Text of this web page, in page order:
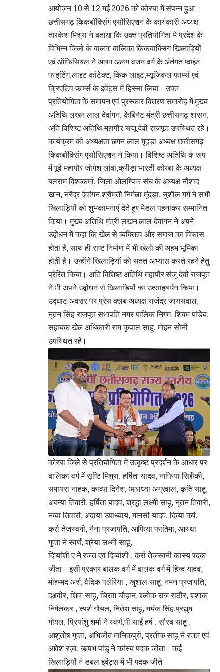
आयोजन 10 से 12 मई 2026 को कोरबा में संपन्न हुआ ।
छत्तीसगढ़ किकबॉक्सिंग एसोसिएशन के कार्यकारी अध्यक्ष
तारकेश मिश्रा ने बताया कि उक्त प्रतियोगिता में प्रदेश के
विभिन्न जिलों के बालक बालिका किकबाक्सिंग खिलाड़ियों
एवं ऑफिसियल ने अलग अलग वजन वर्ग के अंर्तगत प्वाइंट
फाइटिंग,लाइट कांटेक्ट, किक लाइट,म्यूजिकल फार्म्स एवं
क्रिएटिव फार्म्स के इवेंट्स में हिस्सा लिया। उक्त
प्रतियोगिता के समापन एवं पुरस्कार वितरण समारोह में मुख्य
अतिथि लखन लाल देवांगन, केबिनेट मंत्री छत्तीसगढ़ शासन,
अति विशिष्ट अतिथि महापौर संजू देवी राजपूत उपस्थित रहे।
कार्यक्रम की अध्यक्षता छगन लाल मूंदड़ा अध्यक्ष छत्तीसगढ़
किकबॉक्सिंग एसोसिएशन ने किया। विशिष्ट अतिथि के रूप
में पूर्व महापौर जोगेश लांबा,क्रीड़ा भारती कोरबा के अध्यक्ष
बलराम विश्वकर्मा, जिला ओलम्पिक संघ के अध्यक्ष नौशाद
खान, नरेंद्र देवांगन,श्रीमती निर्मला मूंदड़ा, सुशील गर्ग ने सभी
खिलाड़ियों को शुभकामनाएं देते हुए मेडल पहनाकर सम्मानित
किया। मुख्य अतिथि मंत्री लखन लाल देवांगन ने अपने
उद्बोधन में कहा कि खेल से व्यक्तित्व और समाज का विकास
होता है, साथ ही राष्ट निर्माण में भी खेलो की अहम भूमिका
होती है। उन्होंने खिलाड़ियों को सतत अभ्यास करते रहने हेतु
प्रेरित किया। अति विशिष्ट अतिथि महापौर संजू देवी राजपूत
ने भी अपने उद्बोधन से खिलाड़ियों का उत्साहवर्धन किया।
उद्घाट अवसर पर प्रेस क्लब अध्यक्ष राजेंद्र जायसवाल,
नूतन सिंह राजपूत सभापति नगर पालिक निगम, शिवम पांडेय,
सहायक खेल अधिकारी राम कृपाल साहू, मोहन सोनी
उपस्थित रहे।
कोरबा जिले से प्रतियोगिता में उत्कृष्ट प्रदर्शन के आधार पर
बालिका वर्ग में सृष्टि मिश्रा, हर्षिता यादव, नाफिया सिद्दीकी,
समायरा नाहक, काव्या दिनेश, आराध्या अग्रवाल, कृति साहू,
अवन्या तिवारी, हर्षिता यादव, श्रद्धा लक्ष्मी साहू, नूतन तिवारी,
नव्या तिवारी, अदाया उपाध्याय, मानसी यादव, दिव्या कर्ष,
कर्रा तेजस्वनी, नैना प्रजापति, आफिया फातिमा, आस्था
गुप्ता ने स्वर्ण, श्रेया लक्ष्मी साहू,
दिव्यांशी ए ने रजत एवं दिव्यांशी , कर्रा तेजस्वनी कांस्य पदक
जीता। इसी प्रकार बालक वर्ग में बालक वर्ग में हिन्द यादव,
मोहम्मद अर्श, वैदिक पलेरिया , खुशाल साहू, नमन प्रजापति,
दक्षवीर, शिवा साहू, चिराग़ चौहान, श्लोक राज राठौर, शशांक
निर्मलकर , स्पर्श गोयल, नितेश साहू, मयंक सिंह,प्रद्युम
गोयल, प्रियांशु शर्मा ने स्वर्ण,पी साईं हर्ष , सौरब साहू ,
आशुतोष गुप्ता, अभिजीत मानिकपुरी, प्रतीक साहू ने रजत एवं
आवेश रज़ा, ऋषभ पांडु ने कांस्य पदक जीता। कई
खिलाड़ियों ने डबल इवेंट्स में भी पदक जीते।